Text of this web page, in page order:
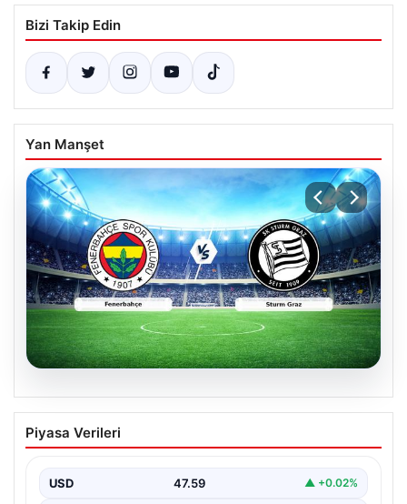
Bizi Takip Edin
Yan Manşet
CANLI | Fenerbahçe – Sturm Graz Canlı
Maç Anlatımı
Piyasa Verileri
USD 47.59 ▲ +0.02%